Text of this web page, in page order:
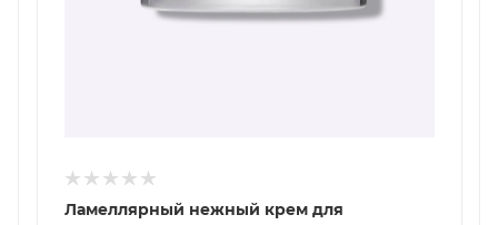
Ламеллярный нежный крем для